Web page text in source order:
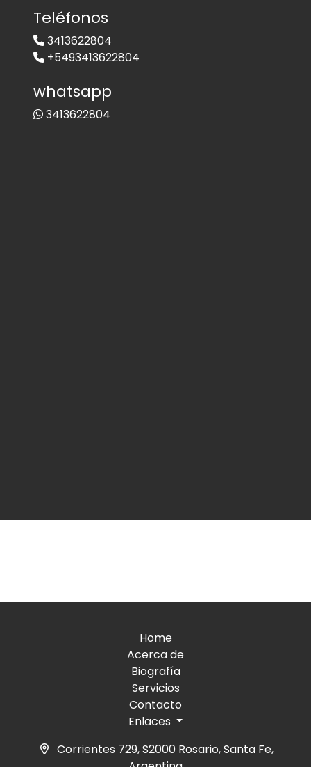
Teléfonos
3413622804
+5493413622804
whatsapp
3413622804
Home
Acerca de
Biografía
Servicios
Contacto
Enlaces
Corrientes 729, S2000 Rosario, Santa Fe,